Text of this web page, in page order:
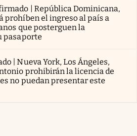
| República Dominicana,
prohíben el ingreso al país a
que posterguen la
pasaporte
| Nueva York, Los Ángeles,
prohibirán la licencia de
no puedan presentar este